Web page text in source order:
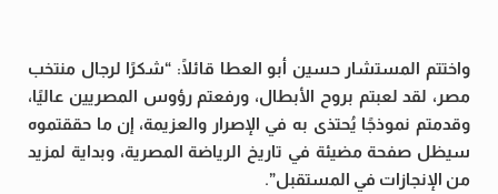
واختتم المستشار حسين أبو العطا قائلًا: “شكرًا لرجال منتخب
مصر، لقد لعبتم بروح الأبطال، ورفعتم رؤوس المصريين عاليًا،
وقدمتم نموذجًا يُحتذى به في الإصرار والعزيمة، إن ما حققتموه
سيظل صفحة مضيئة في تاريخ الرياضة المصرية، وبداية لمزيد
من الإنجازات في المستقبل”.